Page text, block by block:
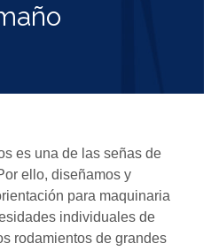
es una de las señas de
ello, diseñamos y
para maquinaria
individuales de
rodamientos de grandes